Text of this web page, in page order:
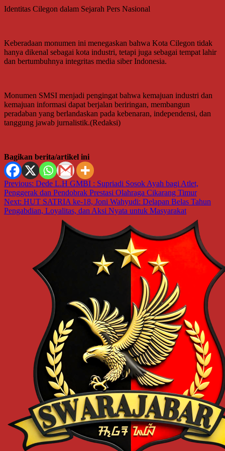
Identitas Cilegon dalam Sejarah Pers Nasional
Keberadaan monumen ini menegaskan bahwa Kota Cilegon tidak
hanya dikenal sebagai kota industri, tetapi juga sebagai tempat lahir
dan bertumbuhnya integritas media siber Indonesia.
Monumen SMSI menjadi pengingat bahwa kemajuan industri dan
kemajuan informasi dapat berjalan beriringan, membangun
peradaban yang berlandaskan pada kebenaran, independensi, dan
tanggung jawab jurnalistik.(Redaksi)
Bagikan berita/artikel ini
Navigasi
pos
Previous: Dede L.H GMBI : Supriadi Sosok Ayah bagi Atlet,
Penggerak dan Pendobrak Prestasi Olahraga Cikarang Timur
Next: HUT SATRIA ke-18, Joni Wahyudi: Delapan Belas Tahun
Pengabdian, Loyalitas, dan Aksi Nyata untuk Masyarakat